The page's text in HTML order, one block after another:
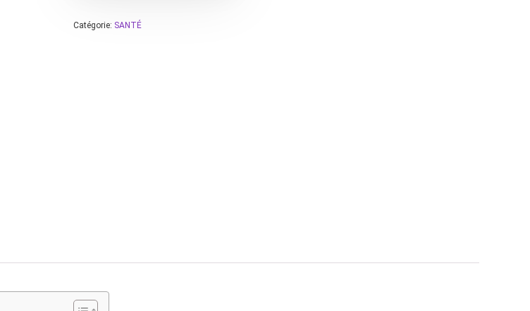
Catégorie: SANTÉ